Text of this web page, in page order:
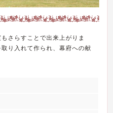
さらすことで出来上がりま
り入れて作られ、幕府への献